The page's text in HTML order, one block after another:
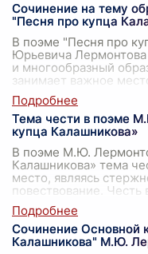
Сочинение на тему
"Песня про купца
В поэме "Песня про
Юрьевича
и многообразный
занимает важное
Тема чести в поэме
купца Калашникова»
В поэме М.Ю.
Калашникова» тема
место, являясь
повествование. Честь
Сочинение Основной
Калашникова" М.Ю.